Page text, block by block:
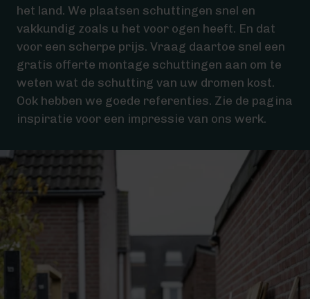
het land. We plaatsen schuttingen snel en
vakkundig zoals u het voor ogen heeft. En dat
voor een scherpe prijs. Vraag daartoe snel een
gratis offerte montage schuttingen aan om te
weten wat de schutting van uw dromen kost.
Ook hebben we goede referenties. Zie de pagina
inspiratie voor een impressie van ons werk.